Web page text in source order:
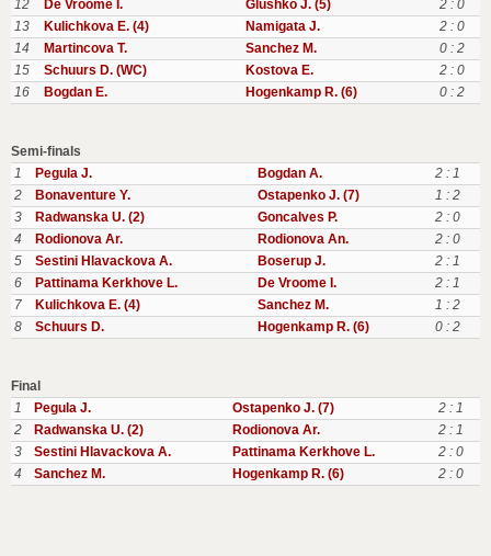
12 De Vroome I. Glushko J. (5)
2 : 0
13
Kulichkova E. (4) Namigata J.
2 : 0
14
Martincova T. Sanchez M.
0 : 2
15
Schuurs D. (WC) Kostova E.
2 : 0
16
Bogdan E. Hogenkamp R. (6) 0 : 2
Semi-finals
1
Pegula J. Bogdan A.
2 : 1
2
Bonaventure Y. Ostapenko J. (7)
1 : 2
3
Radwanska U. (2) Goncalves P.
2 : 0
4
Rodionova Ar. Rodionova An.
2 : 0
5
Sestini Hlavackova A. Boserup J.
2 : 1
6
Pattinama Kerkhove L. De Vroome I.
2 : 1
7
Kulichkova E. (4) Sanchez M.
1 : 2
8
Schuurs D. Hogenkamp R. (6) 0 : 2
Final
1
Pegula J. Ostapenko J. (7)
2 : 1
2
Radwanska U. (2) Rodionova Ar.
2 : 1
3
Sestini Hlavackova A. Pattinama Kerkhove L.
2 : 0
4
Sanchez M. Hogenkamp R. (6) 2 : 0